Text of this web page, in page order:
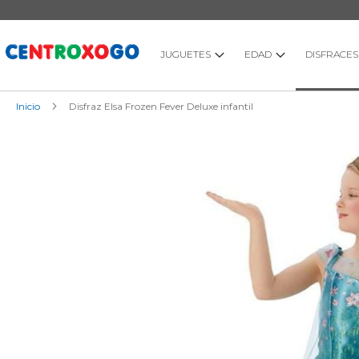
al
JUGUETES EDAD DISFRACES
Inicio Disfraz Elsa Frozen Fever Deluxe infantil